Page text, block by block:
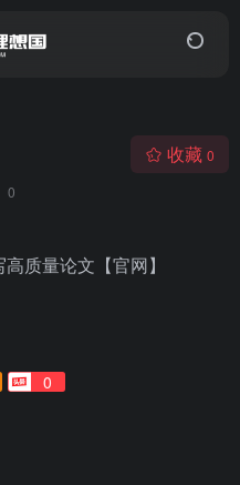
0
收藏 0
质量论文【官网】
0